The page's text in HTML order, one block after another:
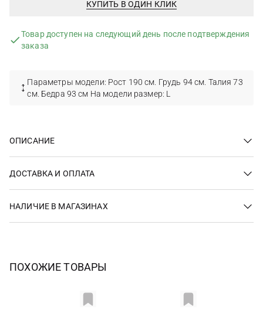
КУПИТЬ В ОДИН КЛИК
Товар доступен на следующий день после подтверждения
заказа
Параметры модели: Рост 190 см. Грудь 94 см. Талия 73
см. Бедра 93 см На модели размер: L
ОПИСАНИЕ
ДОСТАВКА И ОПЛАТА
НАЛИЧИЕ В МАГАЗИНАХ
ПОХОЖИЕ ТОВАРЫ